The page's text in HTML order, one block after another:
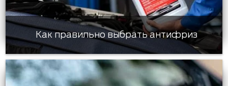
Как правильно выбрать антифриз